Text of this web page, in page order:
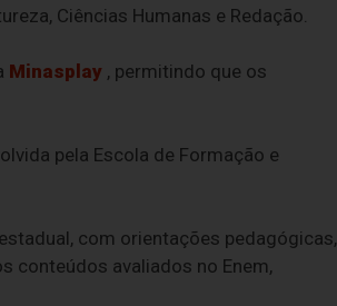
Ciências Humanas e Redação.
Minasplay, permitindo que os
pela Escola de Formação e
com orientações pedagógicas,
conteúdos avaliados no Enem,